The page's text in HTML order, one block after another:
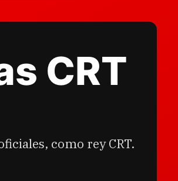
CRT
como rey CRT.